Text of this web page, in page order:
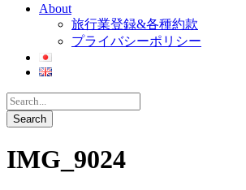
About
旅行業登録&各種約款
プライバシーポリシー
IMG_9024